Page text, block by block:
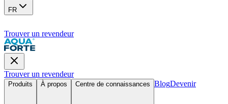
FR
Trouver un revendeur
Trouver un revendeur
Produits À propos Centre de connaissances BlogDevenir